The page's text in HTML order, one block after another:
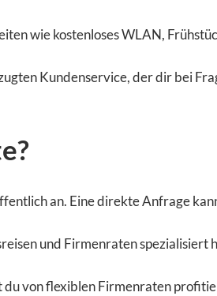
wie kostenloses WLAN,
Kundenservice, der dir bei
an. Eine direkte Anfrage
und Firmenraten spezialisiert
von flexiblen Firmenraten